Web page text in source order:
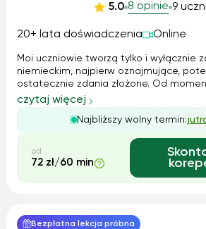
5.0 8 opinie 9
20+ lata doświadczenia Online
Moi uczniowie tworzą tylko i wyłącznie
niemieckim, najpierw oznajmujące,
ostatecznie zdania złożone. Od
rozpoczynają konwersacje . Prowadzę zajęcia osobiście lub
przez Facebooka (nie przez SKYPE'a). Mam własny autorski
program nauczania i dostosowane do
nauczania., mogę jednakowoż
podręcznikach (raczej w przypadku
uczęszczających do szkół).
czytaj więcej
Najbliższy wolny termin:
od
72 zł/60 min
Bezpłatna lekcja próbna